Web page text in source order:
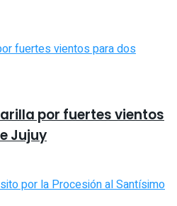
por fuertes vientos
Jujuy